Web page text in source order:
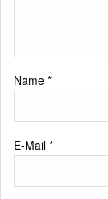
Name *
E-Mail *